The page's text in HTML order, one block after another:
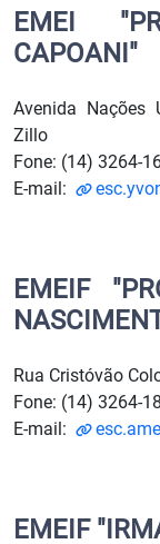
EMEI
CAPOANI"
Avenida Nações
Zillo
Fone: (14) 3264-
E-mail:
EMEIF
Rua Cristóvão
Fone: (14) 3264-
E-mail:
EMEIF